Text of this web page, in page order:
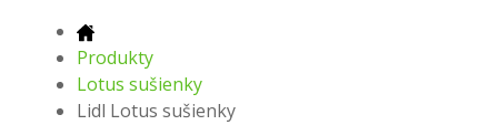
Produkty
Lotus sušienky
Lidl Lotus sušienky